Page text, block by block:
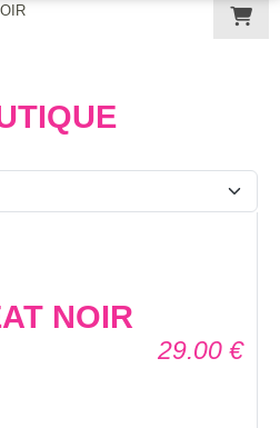
NOIR
29.00 €